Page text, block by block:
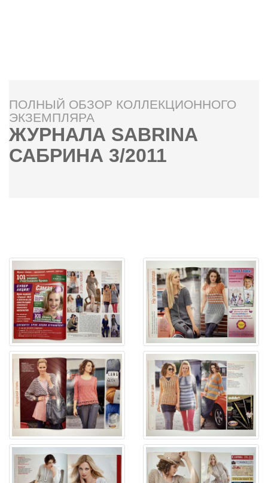
ПОЛНЫЙ ОБЗОР КОЛЛЕКЦИОННОГО
ЭКЗЕМПЛЯРА
ЖУРНАЛА SABRINA
САБРИНА 3/2011